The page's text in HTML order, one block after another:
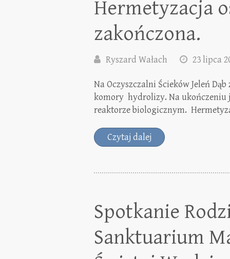
Hermetyzacja
zakończona.
Ryszard Wałach 23 lipca
Na Oczyszczalni Ścieków Jeleń
komory hydrolizy. Na ukończeniu
reaktorze biologicznym.
Czytaj dalej
Spotkanie
Sanktuarium